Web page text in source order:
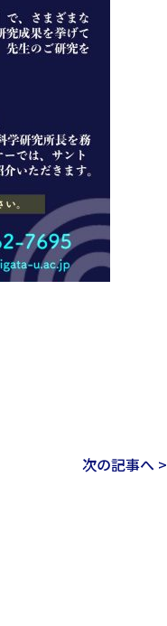
次の記事へ >